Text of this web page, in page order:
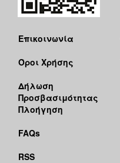
Επικοινωνία
Όροι Χρήσης
Δήλωση
Προσβασιμότητας
Πλοήγηση
FAQs
RSS